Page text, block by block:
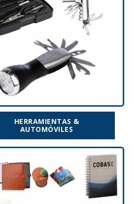
HERRAMIENTAS &
AUTOMÓVILES